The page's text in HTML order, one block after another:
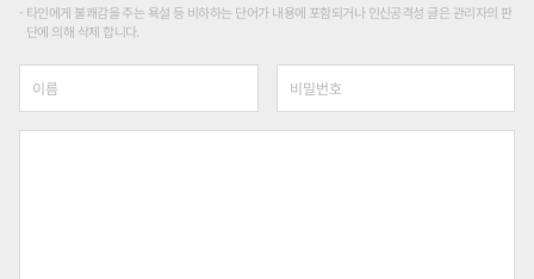
타인에게 불쾌감을 주는 욕설 등 비하하는 단어가 내용에 포함되거나 인신공격성 글은 관리자의 판
단에 의해 삭제 합니다.